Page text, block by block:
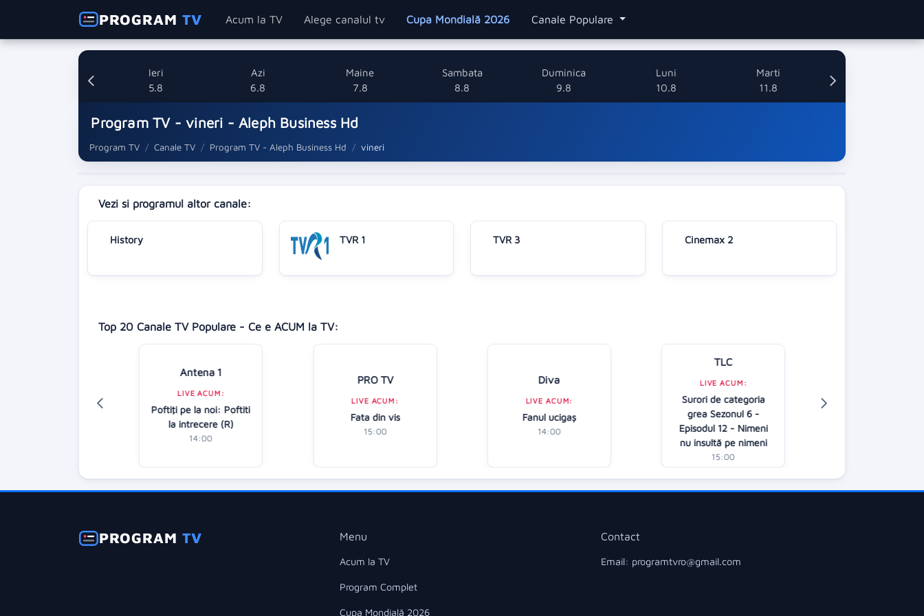
PROGRAMTV Acum la TV Alege canalul tv Cupa Mondială 2026 Canale Populare
Ieri
5.8
Azi
6.8
Maine
7.8
Sambata
8.8
Duminica
9.8
Luni
10.8
Marti
11.8
Program TV - vineri - Aleph Business Hd
Program TV Canale TV Program TV - Aleph Business Hd vineri
Vezi si programul altor canale:
History TVR 1 TVR 3 Cinemax 2
Top 20 Canale TV Populare - Ce e ACUM la TV:
Antena 1
LIVE ACUM:
Poftiţi pe la noi: Poftiti
la intrecere (R)
14:00
PRO TV
LIVE ACUM:
Fata din vis
15:00
Diva
LIVE ACUM:
Fanul ucigaș
14:00
TLC
LIVE ACUM:
Surori de categoria
grea Sezonul 6 -
Episodul 12 - Nimeni
nu insultă pe nimeni
15:00
PROGRAMTV Menu
Acum la TV
Program Complet
Cupa Mondială 2026
Contact
Email: programtvro@gmail.com